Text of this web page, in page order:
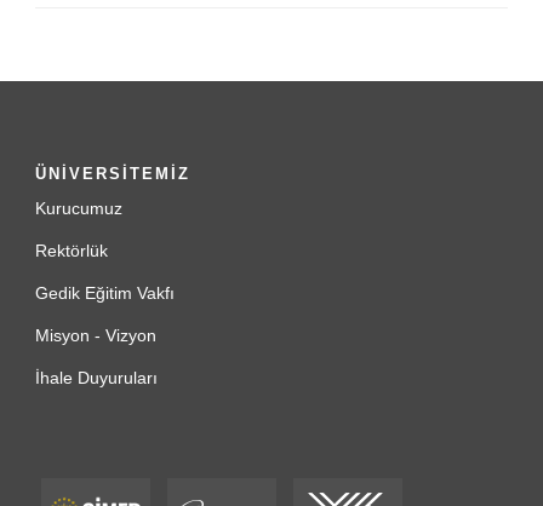
ÜNİVERSİTEMİZ
Kurucumuz
Rektörlük
Gedik Eğitim Vakfı
Misyon - Vizyon
İhale Duyuruları